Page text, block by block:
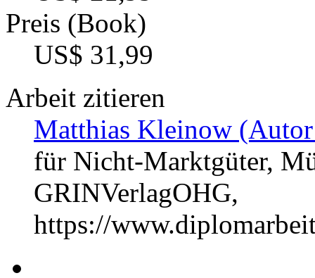
Preis (Book)
US$ 31,99
Arbeit zitieren
Matthias Kleinow
für Nicht-Marktgüter,
GRINVerlagOHG,
https://